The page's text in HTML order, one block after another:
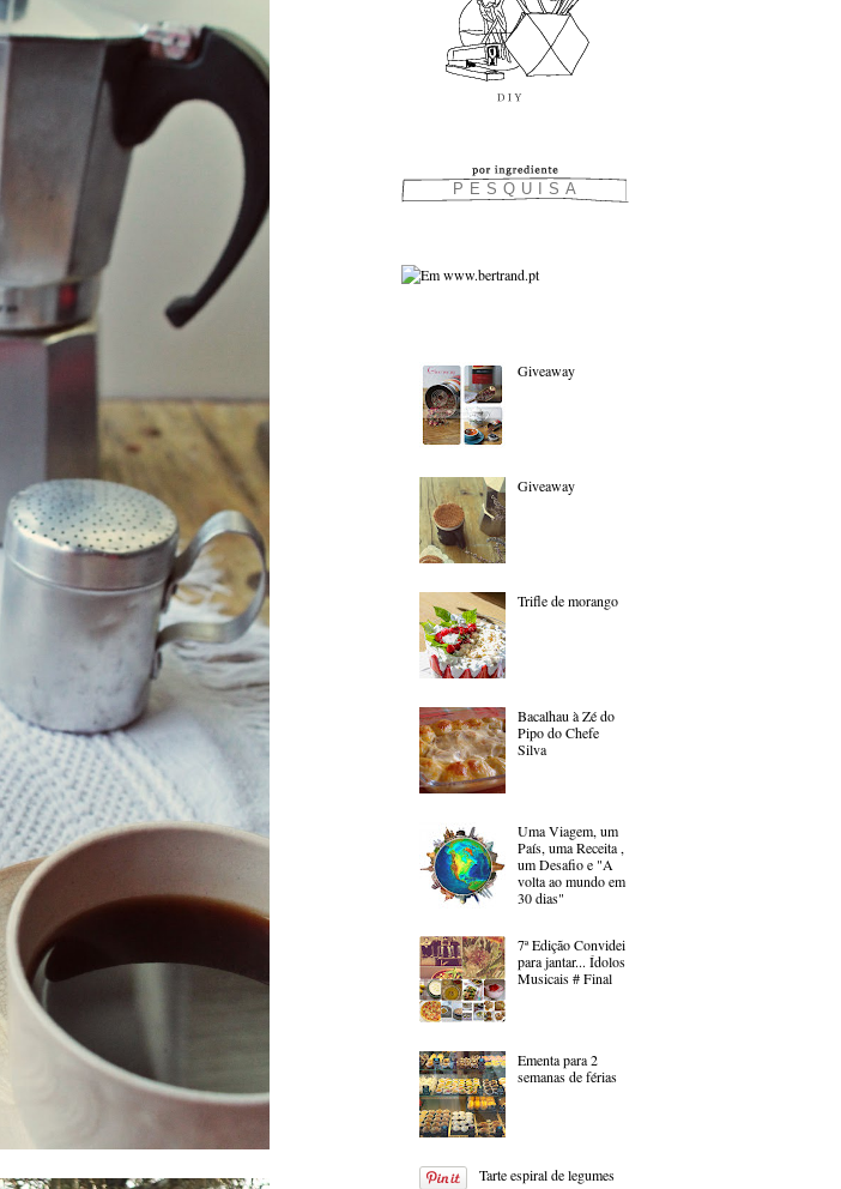
Giveaway
Giveaway
Trifle de morango
Bacalhau à Zé do
Pipo do Chefe
Silva
Uma Viagem, um
País, uma Receita ,
um Desafio e "A
volta ao mundo em
30 dias"
7ª Edição Convidei
para jantar... Ídolos
Musicais # Final
Ementa para 2
semanas de férias
Tarte espiral de legumes